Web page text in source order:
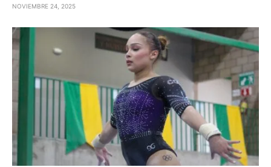
NOVIEMBRE 24, 2025